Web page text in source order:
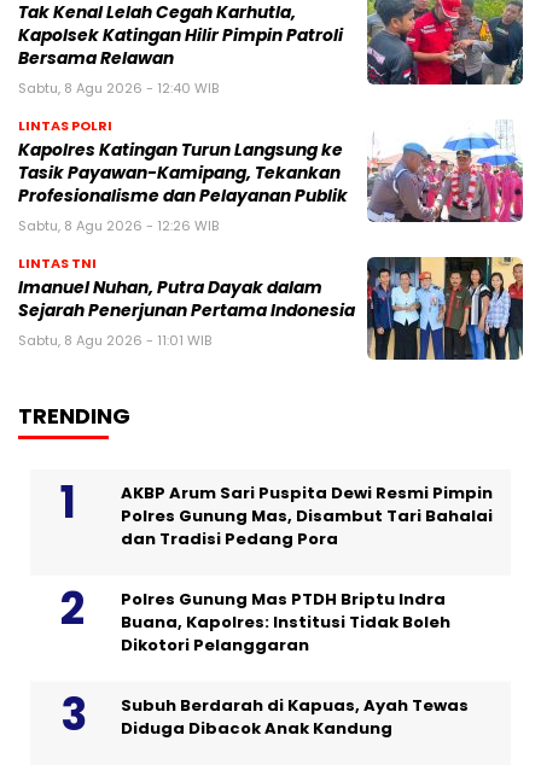
Tak Kenal Lelah Cegah Karhutla,
Kapolsek Katingan Hilir Pimpin Patroli
Bersama Relawan
Sabtu, 8 Agu 2026 - 12:40 WIB
LINTAS POLRI
Kapolres Katingan Turun Langsung ke
Tasik Payawan-Kamipang, Tekankan
Profesionalisme dan Pelayanan Publik
Sabtu, 8 Agu 2026 - 12:26 WIB
LINTAS TNI
Imanuel Nuhan, Putra Dayak dalam
Sejarah Penerjunan Pertama Indonesia
Sabtu, 8 Agu 2026 - 11:01 WIB
TRENDING
AKBP Arum Sari Puspita Dewi Resmi Pimpin
Polres Gunung Mas, Disambut Tari Bahalai
dan Tradisi Pedang Pora
Polres Gunung Mas PTDH Briptu Indra
Buana, Kapolres: Institusi Tidak Boleh
Dikotori Pelanggaran
Subuh Berdarah di Kapuas, Ayah Tewas
Diduga Dibacok Anak Kandung